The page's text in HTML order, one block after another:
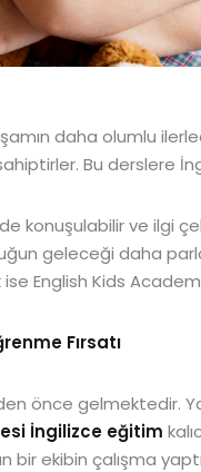
daha olumlu
Bu derslere
konuşulabilir ve ilgi
geleceği daha
English Kids
Fırsatı
önce gelmektedir.
İngilizce eğitim
ekibin çalışma